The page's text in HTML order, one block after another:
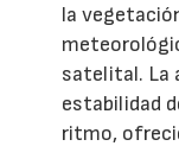
la
satelital. La
estabilidad
ritmo,